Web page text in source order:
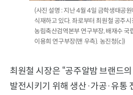
(사진 설명 : 지난 4월 4일 금학생태공
식재하고 있다. 좌로부터 최원철 공주
농림축산검역본부 연구부장, 배재수 국
이용희 연구부장(맨 우측). 농진청(c))
최원철 시장은 “공주알밤 브랜드
발전시키기 위해 생산·가공·유통